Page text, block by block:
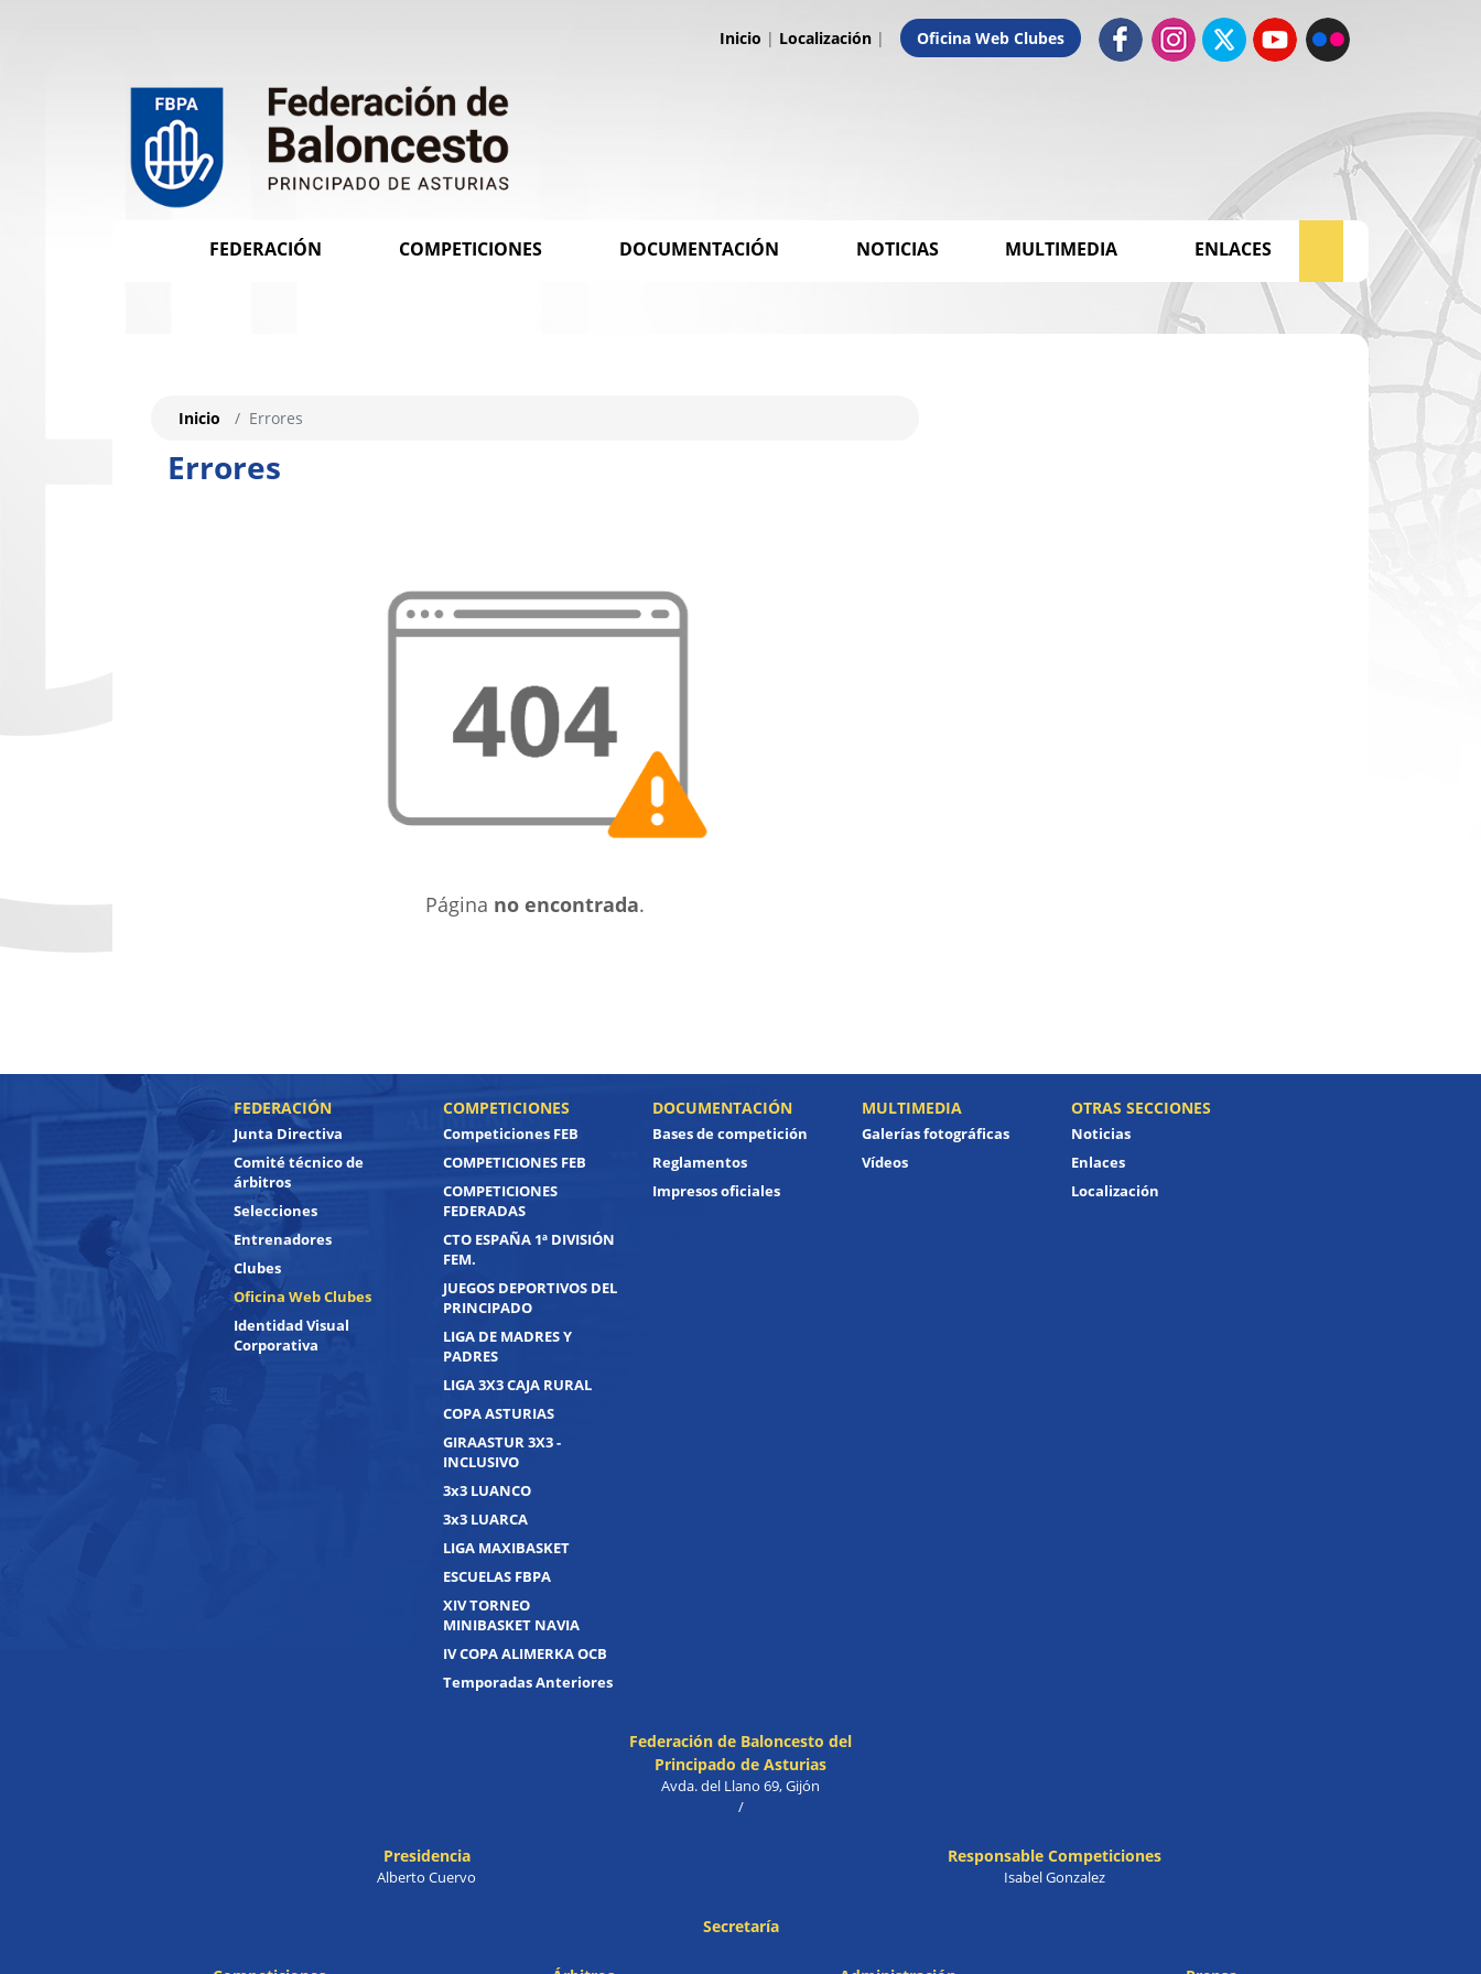
Inicio | Localización | Oficina Web Clubes
FEDERACIÓN COMPETICIONES DOCUMENTACIÓN NOTICIAS MULTIMEDIA ENLACES
Errores
Inicio Errores
Página no encontrada.
FEDERACIÓN
Junta Directiva
Comité técnico de
árbitros
Selecciones
Entrenadores
Clubes
Oficina Web Clubes
Identidad Visual
Corporativa
COMPETICIONES
Competiciones FEB
COMPETICIONES FEB
COMPETICIONES
FEDERADAS
CTO ESPAÑA 1ª DIVISIÓN
FEM.
JUEGOS DEPORTIVOS DEL
PRINCIPADO
LIGA DE MADRES Y
PADRES
LIGA 3X3 CAJA RURAL
COPA ASTURIAS
GIRAASTUR 3X3 -
INCLUSIVO
3x3 LUANCO
3x3 LUARCA
LIGA MAXIBASKET
ESCUELAS FBPA
XIV TORNEO
MINIBASKET NAVIA
IV COPA ALIMERKA OCB
Temporadas Anteriores
DOCUMENTACIÓN
Bases de competición
Reglamentos
Impresos oficiales
MULTIMEDIA
Galerías fotográficas
Vídeos
OTRAS SECCIONES
Noticias
Enlaces
Localización
Federación de Baloncesto del
Principado de Asturias
Avda. del Llano 69, Gijón
/
Presidencia
Alberto Cuervo
Responsable Competiciones
Isabel Gonzalez
Secretaría